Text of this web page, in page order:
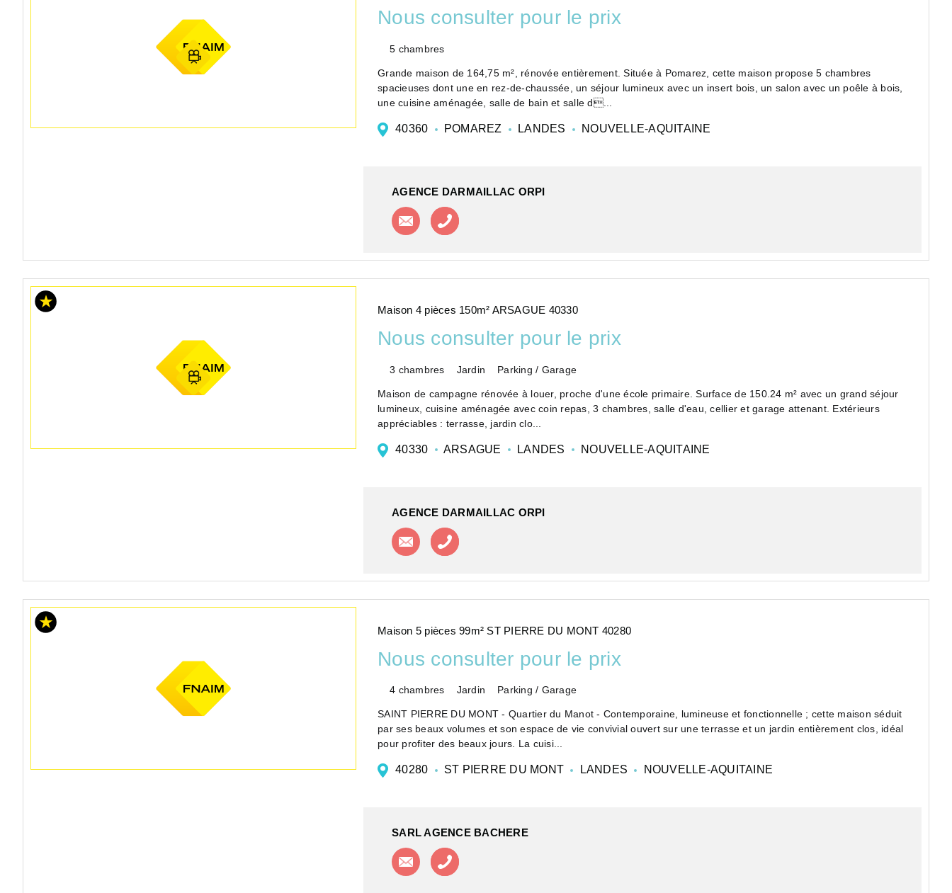
Nous consulter pour le prix
5 chambres
Grande maison de 164,75 m², rénovée entièrement. Située à Pomarez, cette maison propose 5 chambres
spacieuses dont une en rez-de-chaussée, un séjour lumineux avec un insert bois, un salon avec un poêle à bois,
une cuisine aménagée, salle de bain et salle d...
40360 POMAREZ LANDES NOUVELLE-AQUITAINE
AGENCE DARMAILLAC ORPI
Contacter l'agence
Maison 4 pièces 150m² ARSAGUE 40330
Nous consulter pour le prix
3 chambres Jardin Parking / Garage
Maison de campagne rénovée à louer, proche d'une école primaire. Surface de 150.24 m² avec un grand séjour
lumineux, cuisine aménagée avec coin repas, 3 chambres, salle d'eau, cellier et garage attenant. Extérieurs
appréciables : terrasse, jardin clo...
40330 ARSAGUE LANDES NOUVELLE-AQUITAINE
AGENCE DARMAILLAC ORPI
Contacter l'agence
Maison 5 pièces 99m² ST PIERRE DU MONT 40280
Nous consulter pour le prix
4 chambres Jardin Parking / Garage
SAINT PIERRE DU MONT - Quartier du Manot - Contemporaine, lumineuse et fonctionnelle ; cette maison séduit
par ses beaux volumes et son espace de vie convivial ouvert sur une terrasse et un jardin entièrement clos, idéal
pour profiter des beaux jours. La cuisi...
40280 ST PIERRE DU MONT LANDES NOUVELLE-AQUITAINE
SARL AGENCE BACHERE
Contacter l'agence